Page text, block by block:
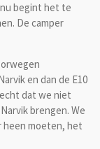
begint het te
De camper
en dan de E10
dat we niet
brengen. We
heen moeten, het